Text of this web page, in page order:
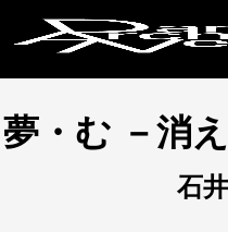
夢・む －消
石
地下 野外テ
コラボレー